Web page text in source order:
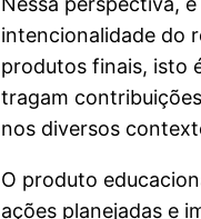
intencionalidade do
produtos finais, isto
tragam
nos diversos
O produto
ações planejadas e